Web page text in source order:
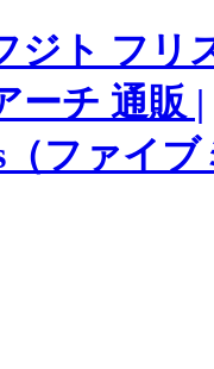
ジト フリ
ーチ 通販 |
（ファイブ